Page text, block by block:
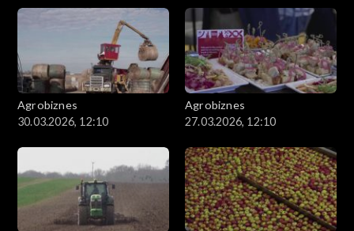
Agrobiznes
30.03.2026, 12:10
Agrobiznes
27.03.2026, 12:10